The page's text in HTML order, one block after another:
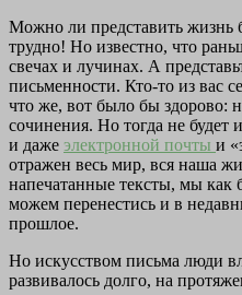
Можно ли представить жизнь
трудно! Но известно, что
свечах и лучинах. А
письменности. Кто-то из вас
что же, вот было бы здорово:
сочинения. Но тогда не
и даже электронной почты и
отражен весь мир, вся наша
напечатанные тексты, мы
можем перенестись и в
прошлое.
Но искусством письма люди
развивалось долго, на